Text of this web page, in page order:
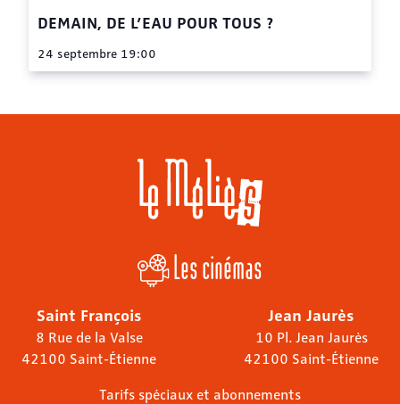
DEMAIN, DE L’EAU POUR TOUS ?
24 septembre 19:00
Les cinémas
Saint François
8 Rue de la Valse
42100 Saint-Étienne
Jean Jaurès
10 Pl. Jean Jaurès
42100 Saint-Étienne
Tarifs spéciaux et abonnements